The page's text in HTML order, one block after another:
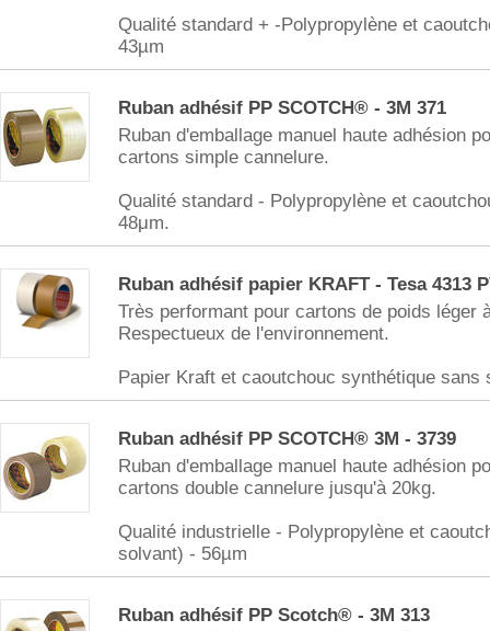
Qualité standard + -Polypropylène et
43µm
Ruban adhésif PP SCOTCH® - 3M 371
Ruban d'emballage manuel haute adhésion
cartons simple cannelure.
Qualité standard - Polypropylène et
48μm.
Ruban adhésif papier KRAFT - Tesa 4313
Très performant pour cartons de poids léger
Respectueux de l'environnement.
Papier Kraft et caoutchouc synthétique sans
Ruban adhésif PP SCOTCH® 3M - 3739
Ruban d'emballage manuel haute adhésion
cartons double cannelure jusqu'à 20kg.
Qualité industrielle - Polypropylène et
solvant) - 56µm
Ruban adhésif PP Scotch® - 3M 313